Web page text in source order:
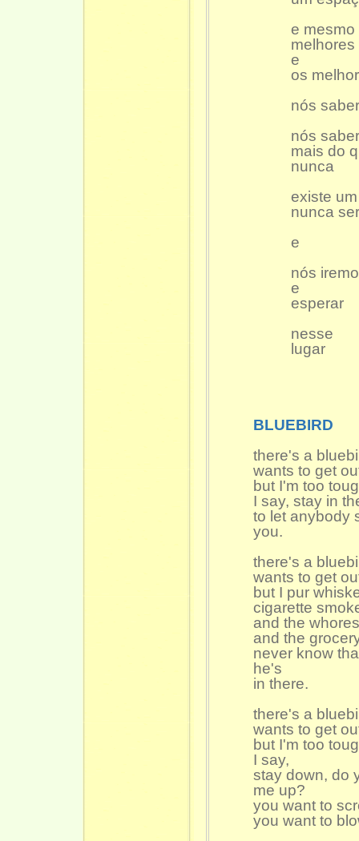
e
e
os
nós
nós
mais do
nunca
existe
nunca
e
nós
e
esperar
nesse
lugar
BLUEBIRD
there's a
wants to get
but I'm too
I say, stay in
to let anybody
you.
there's a
wants to get
but I pur
cigarette
and the
and the
never know
he's
in there.
there's a
wants to get
but I'm too
I say,
stay down, do
me up?
you want to
you want to